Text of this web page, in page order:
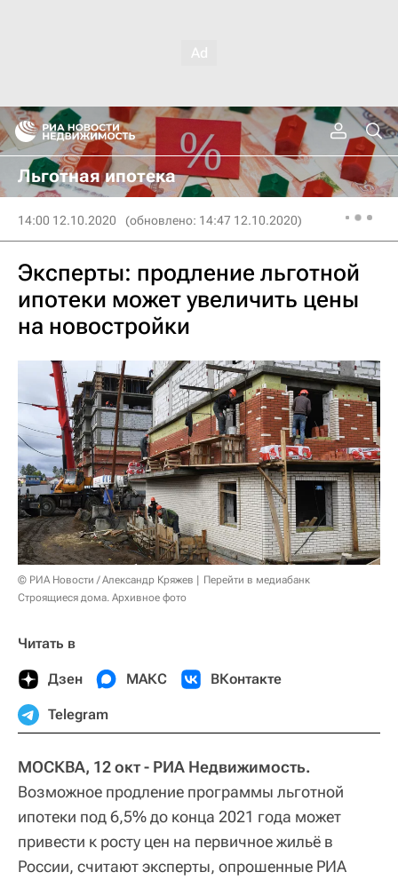
Льготная ипотека
14:00 12.10.2020 (обновлено: 14:47 12.10.2020)
Эксперты: продление льготной
ипотеки может увеличить цены
на новостройки
© РИА Новости / Александр Кряжев
Перейти в медиабанк
Строящиеся дома. Архивное фото
Читать в
Дзен МАКС ВКонтакте
Telegram
МОСКВА, 12 окт - РИА Недвижимость.
Возможное продление программы льготной
ипотеки под 6,5% до конца 2021 года может
привести к росту цен на первичное жильё в
России, считают эксперты, опрошенные РИА